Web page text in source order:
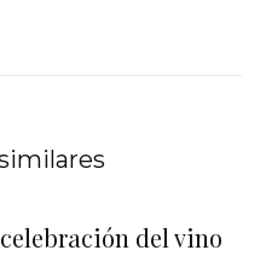
del vino